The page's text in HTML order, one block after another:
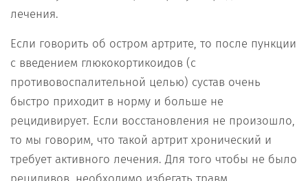
лечения.
Если говорить об остром артрите, то после пункции
с введением глюкокортикоидов (с
противовоспалительной целью) сустав очень
быстро приходит в норму и больше не
рецидивирует. Если восстановления не произошло,
то мы говорим, что такой артрит хронический и
требует активного лечения. Для того чтобы не было